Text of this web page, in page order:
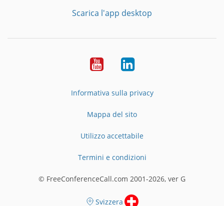
Scarica l'app desktop
YouTubeLinkedIn
Informativa sulla privacy
Mappa del sito
Utilizzo accettabile
Termini e condizioni
© FreeConferenceCall.com 2001-2026, ver G
Svizzera